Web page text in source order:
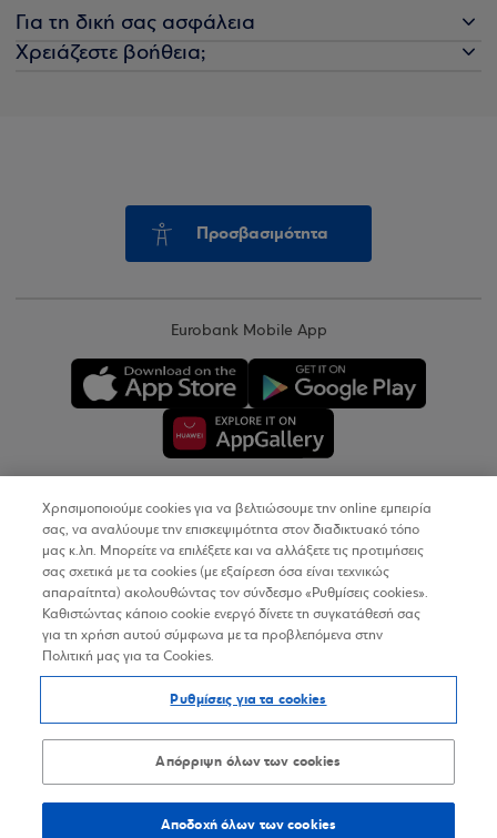
Για τη δική σας ασφάλεια
Χρειάζεστε βοήθεια;
Προσβασιμότητα
Eurobank Mobile App
Copyright © 2026
Όροι Χρήσης
Προσωπικά Δεδομένα στον Διαδικτυακό Τόπο
Δήλωση Προσβασιμότητας
Sitemap
Χρησιμοποιούμε cookies για να βελτιώσουμε την online εμπειρία
σας, να αναλύουμε την επισκεψιμότητα στον διαδικτυακό τόπο
μας κ.λπ. Μπορείτε να επιλέξετε και να αλλάξετε τις προτιμήσεις
σας σχετικά με τα cookies (με εξαίρεση όσα είναι τεχνικώς
απαραίτητα) ακολουθώντας τον σύνδεσμο «Ρυθμίσεις cookies».
Καθιστώντας κάποιο cookie ενεργό δίνετε τη συγκατάθεσή σας
για τη χρήση αυτού σύμφωνα με τα προβλεπόμενα στην
Πολιτική μας για τα Cookies.
Ρυθμίσεις για τα cookies
Απόρριψη όλων των cookies
Αποδοχή όλων των cookies